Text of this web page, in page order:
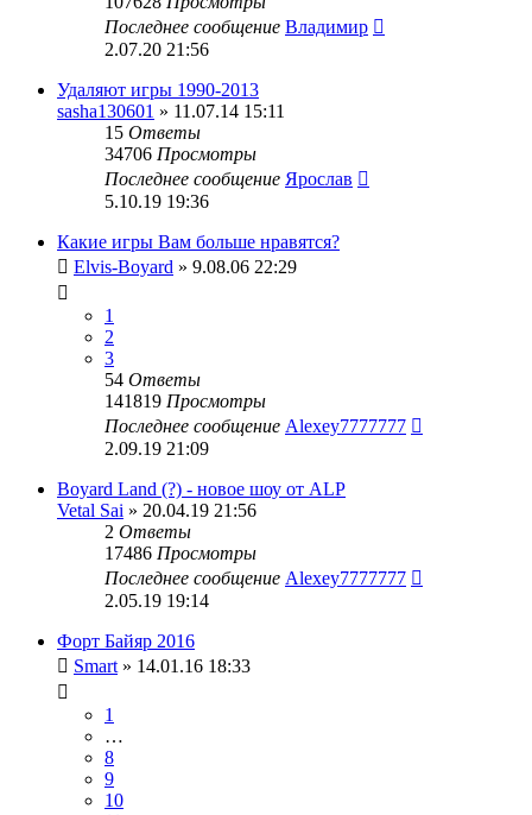
Последнее сообщение Владимир
2.07.20 21:56
Удаляют игры 1990-2013
sasha130601 » 11.07.14 15:11
15 Ответы
34706 Просмотры
Последнее сообщение Ярослав
5.10.19 19:36
Какие игры Вам больше нравятся?
Elvis-Boyard » 9.08.06 22:29
1
2
3
54 Ответы
141819 Просмотры
Последнее сообщение Alexey7777777
2.09.19 21:09
Boyard Land (?) - новое шоу от ALP
Vetal Sai » 20.04.19 21:56
2 Ответы
17486 Просмотры
Последнее сообщение Alexey7777777
2.05.19 19:14
Форт Байяр 2016
Smart » 14.01.16 18:33
1
…
8
9
10